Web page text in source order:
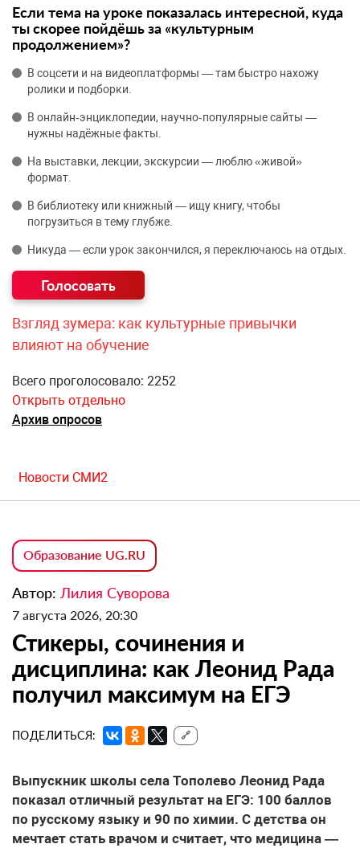
Если тема на уроке показалась интересной, куда
ты скорее пойдёшь за «культурным
продолжением»?
В соцсети и на видеоплатформы — там быстро нахожу
ролики и подборки.
В онлайн‑энциклопедии, научно‑популярные сайты —
нужны надёжные факты.
На выставки, лекции, экскурсии — люблю «живой»
формат.
В библиотеку или книжный — ищу книгу, чтобы
погрузиться в тему глубже.
Никуда — если урок закончился, я переключаюсь на отдых.
Взгляд зумера: как культурные привычки
влияют на обучение
Всего проголосовало: 2252
Открыть отдельно
Архив опросов
Новости СМИ2
Образование UG.RU
Автор: Лилия Суворова
7 августа 2026, 20:30
Стикеры, сочинения и
дисциплина: как Леонид Рада
получил максимум на ЕГЭ
ПОДЕЛИТЬСЯ: 🔗
Выпускник школы села Тополево Леонид Рада
показал отличный результат на ЕГЭ: 100 баллов
по русскому языку и 90 по химии. С детства он
мечтает стать врачом и считает, что медицина —